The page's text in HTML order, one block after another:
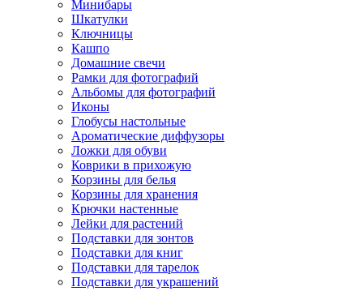
Минибары
Шкатулки
Ключницы
Кашпо
Домашние свечи
Рамки для фотографий
Альбомы для фотографий
Иконы
Глобусы настольные
Ароматические диффузоры
Ложки для обуви
Коврики в прихожую
Корзины для белья
Корзины для хранения
Крючки настенные
Лейки для растений
Подставки для зонтов
Подставки для книг
Подставки для тарелок
Подставки для украшений